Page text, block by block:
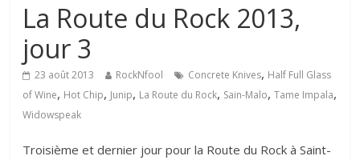
La Route du Rock 2013,
jour 3
23 août 2013 RockNfool Concrete Knives, Half Full Glass
of Wine, Hot Chip, Junip, La Route du Rock, Sain-Malo,Tame Impala,
Widowspeak
Troisième et dernier jour pour la Route du Rock à Saint-